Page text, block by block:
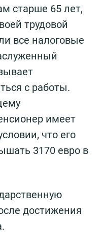
старше 65 лет,
трудовой
все налоговые
с работы.
имеет
что его
3170 евро в
достижения